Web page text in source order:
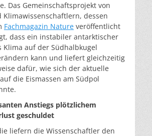
Das Gemeinschaftsprojekt von
Klimawissenschaftlern, dessen
Fachmagazin Nature veröffentlicht
dass ein instabiler antarktischer
Klima auf der Südhalbkugel
kann und liefert gleichzeitig
dafür, wie sich der aktuelle
die Eismassen am Südpol
Anstiegs plötzlichem
geschuldet
liefern die Wissenschaftler den